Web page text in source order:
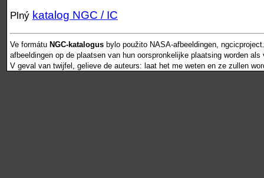
Plný katalog NGC / IC
Ve formátu NGC-katalogus bylo použito NASA-afbeeldingen,
afbeeldingen op de plaatsen van hun oorspronkelijke plaatsing worden
V geval van twijfel, gelieve de auteurs: laat het me weten en ze zullen